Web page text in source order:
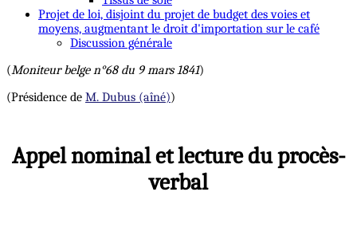
Projet de loi, disjoint du projet de budget des voies et
moyens, augmentant le droit d'importation sur le café
Discussion générale
(Moniteur belge n°68 du 9 mars 1841)
(Présidence de M. Dubus (aîné))
Appel nominal et lecture du procès-
verbal